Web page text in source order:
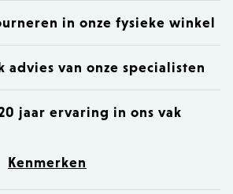
in onze fysieke winkel
advies van onze specialisten
jaar ervaring in ons vak
Kenmerken